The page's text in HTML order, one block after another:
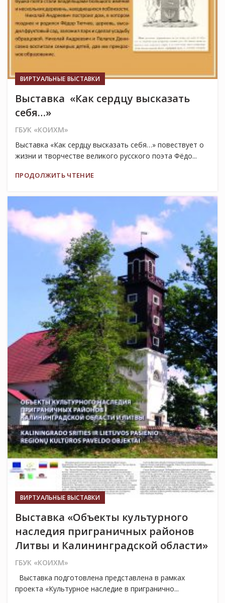
ВИРТУАЛЬНЫЕ ВЫСТАВКИ
Выставка «Как сердцу высказать
себя…»
ГБУК «КОИХМ»
Выставка «Как сердцу высказать себя…» повествует о
жизни и творчестве великого русского поэта Фёдо...
ПРОДОЛЖИТЬ ЧТЕНИЕ
12
ВИРТУАЛЬНЫЕ ВЫСТАВКИ
Выставка «Объекты культурного
наследия приграничных районов
Литвы и Калининградской области»
ГБУК «КОИХМ»
Выставка подготовлена представлена в рамках
проекта «Культурное наследие в пригранично...